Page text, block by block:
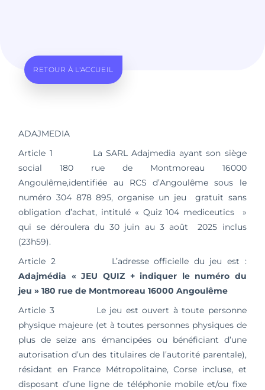
RETOUR À L'ACCUEIL
ADAJMEDIA
Article 1 La SARL Adajmedia ayant son siège
social 180 rue de Montmoreau 16000
Angoulême,identifiée au RCS d’Angoulême sous le
numéro 304 878 895, organise un jeu gratuit sans
obligation d’achat, intitulé « Quiz 104 mediceutics »
qui se déroulera du 30 juin au 3 août 2025 inclus
(23h59).
Article 2 L’adresse officielle du jeu est :
Adajmédia « JEU QUIZ + indiquer le numéro du
jeu »180 rue de Montmoreau 16000 Angoulême
Article 3 Le jeu est ouvert à toute personne
physique majeure (et à toutes personnes physiques de
plus de seize ans émancipées ou bénéficiant d’une
autorisation d’un des titulaires de l’autorité parentale),
résidant en France Métropolitaine, Corse incluse, et
disposant d’une ligne de téléphonie mobile et/ou fixe